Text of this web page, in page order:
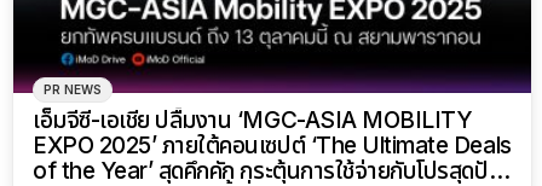
PR NEWS
เอ็มจีซี-เอเชีย ปลื้มงาน ‘MGC-ASIA MOBILITY
EXPO 2025’ ภายใต้คอนเซปต์ ‘The Ultimate Deals
of the Year’ สุดคึกคัก กระตุ้นการใช้จ่ายกับโปรสุดปัง